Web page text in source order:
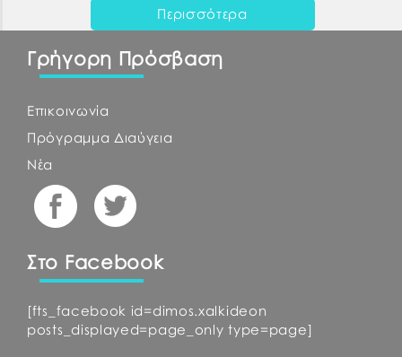
Περισσότερα
Γρήγορη Πρόσβαση
Επικοινωνία
Πρόγραμμα Διαύγεια
Νέα
Στο Facebook
[fts_facebook id=dimos.xalkideon
posts_displayed=page_only type=page]